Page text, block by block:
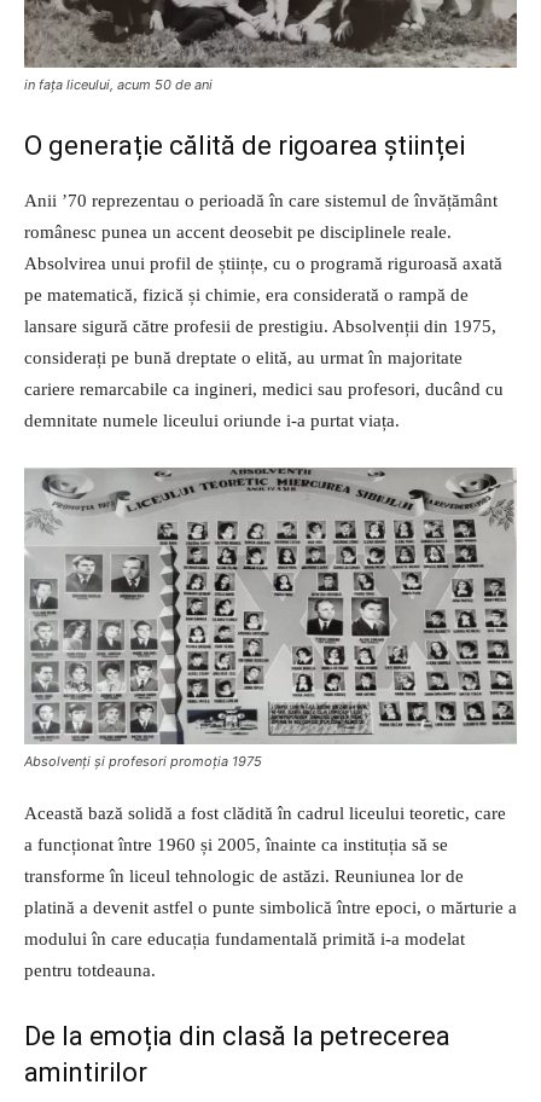
in fața liceului, acum 50 de ani
O generație călită de rigoarea științei
Anii ’70 reprezentau o perioadă în care sistemul de învățământ
românesc punea un accent deosebit pe disciplinele reale.
Absolvirea unui profil de științe, cu o programă riguroasă axată
pe matematică, fizică și chimie, era considerată o rampă de
lansare sigură către profesii de prestigiu. Absolvenții din 1975,
considerați pe bună dreptate o elită, au urmat în majoritate
cariere remarcabile ca ingineri, medici sau profesori, ducând cu
demnitate numele liceului oriunde i-a purtat viața.
Absolvenți și profesori promoția 1975
Această bază solidă a fost clădită în cadrul liceului teoretic, care
a funcționat între 1960 și 2005, înainte ca instituția să se
transforme în liceul tehnologic de astăzi. Reuniunea lor de
platină a devenit astfel o punte simbolică între epoci, o mărturie a
modului în care educația fundamentală primită i-a modelat
pentru totdeauna.
De la emoția din clasă la petrecerea
amintirilor